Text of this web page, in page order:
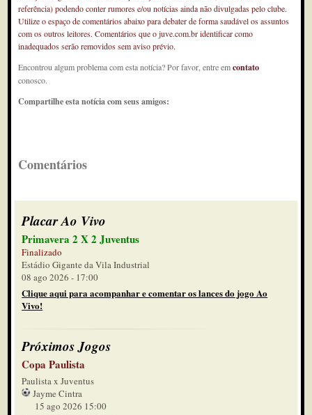
referência) podendo conter rumores e/ou notícias ainda não divulgadas pelo clube.
Utilize o espaço de comentários abaixo para debater de forma saudável os assuntos
com os outros leitores. Comentários que o juve.com.br identificar como
inadequados serão removidos sem aviso prévio.
Encontrou algum problema com esta notícia? Por favor, entre emcontato
conosco.
Compartilhe esta notícia com seus amigos:
Comentários
Placar Ao Vivo
Primavera 2 X 2 Juventus
Finalizado
Estádio Gigante da Vila Industrial
08 ago 2026 - 17:00
Clique aqui para acompanhar e comentar os lances do jogo Ao
Vivo!
Próximos Jogos
Copa Paulista
Paulista x Juventus
Jayme Cintra
15 ago 2026 15:00